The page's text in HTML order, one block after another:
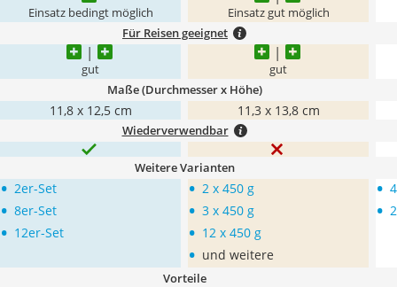
Einsatz bedingt möglich Einsatz gut möglich
Für Reisen geeignet
gut gut
Maße (Durchmesser x Höhe)
11,8 x 12,5 cm 11,3 x 13,8 cm
Wiederverwendbar
Weitere Varianten
• 2er-Set
• 8er-Set
• 12er-Set
• 2 x 450 g
• 3 x 450 g
• 12 x 450 g
• und weitere
•
•
Vorteile